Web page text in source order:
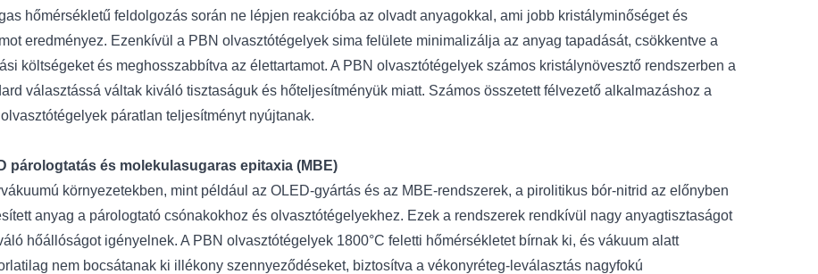
hőmérsékletű feldolgozás során ne lépjen reakcióba az olvadt anyagokkal, ami jobb kristályminőséget és
eredményez. Ezenkívül a PBN olvasztótégelyek sima felülete minimalizálja az anyag tapadását, csökkentve a
költségeket és meghosszabbítva az élettartamot. A PBN olvasztótégelyek számos kristálynövesztő rendszerben a
választássá váltak kiváló tisztaságuk és hőteljesítményük miatt. Számos összetett félvezető alkalmazáshoz a
páratlan teljesítményt nyújtanak.
párologtatás és molekulasugaras epitaxia (MBE)
környezetekben, mint például az OLED-gyártás és az MBE-rendszerek, a pirolitikus bór-nitrid az előnyben
anyag a párologtató csónakokhoz és olvasztótégelyekhez. Ezek a rendszerek rendkívül nagy anyagtisztaságot
hőállóságot igényelnek. A PBN olvasztótégelyek 1800°C feletti hőmérsékletet bírnak ki, és vákuum alatt
nem bocsátanak ki illékony szennyeződéseket, biztosítva a vékonyréteg-leválasztás nagyfokú